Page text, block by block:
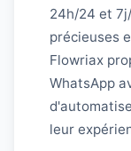
24h/24 et
précieuses
Flowriax
WhatsApp
leur